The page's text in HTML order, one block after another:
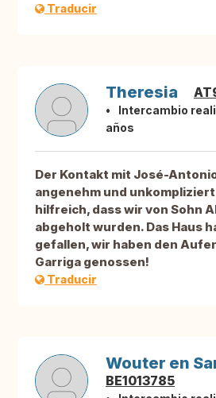
Traducir
Theresia
Intercambio
años
Der Kontakt mit José-
angenehm und
hilfreich, dass wir von Sohn
abgeholt wurden. Das Haus
gefallen, wir haben den
Garriga genossen!
Traducir
Wouter en
BE1013785